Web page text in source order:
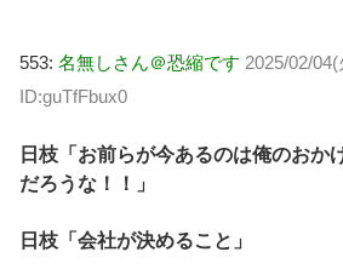
553: 名無しさん＠恐縮です 2025/02/
ID:guTfFbux0
日枝「お前らが今あるのは俺のおか
だろうな！！」
日枝「会社が決めること」